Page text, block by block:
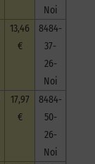
Noi
13,46
€
8484-
37-
26-
Noi
17,97
€
8484-
50-
26-
Noi